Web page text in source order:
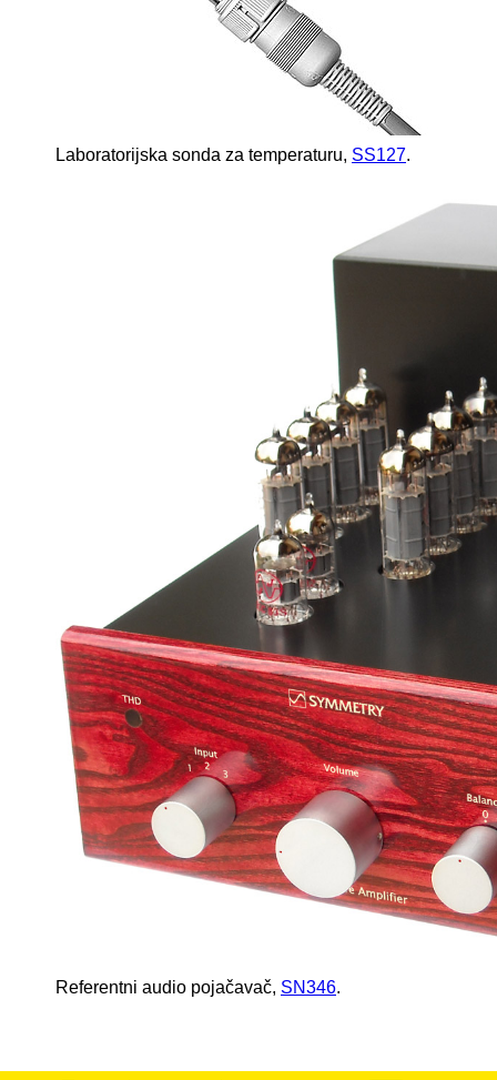
Laboratorijska sonda za temperaturu, SS127.
Referentni audio pojačavač, SN346.